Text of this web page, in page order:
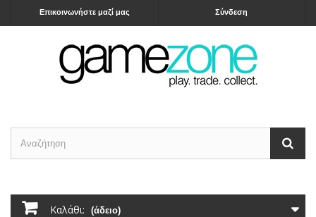
Σύνδεση
Επικοινωνήστε μαζί μας
Καλάθι: (άδειο)